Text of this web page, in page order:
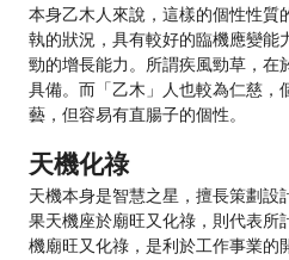
本身乙木人來說，這樣的個性性質
執的狀況，具有較好的臨機應變能
勁的增長能力。所謂疾風勁草，在
具備。而「乙木」人也較為仁慈，
藝，但容易有直腸子的個性。
天機化祿
天機本身是智慧之星，擅長策劃設
果天機座於廟旺又化祿，則代表所
機廟旺又化祿，是利於工作事業的